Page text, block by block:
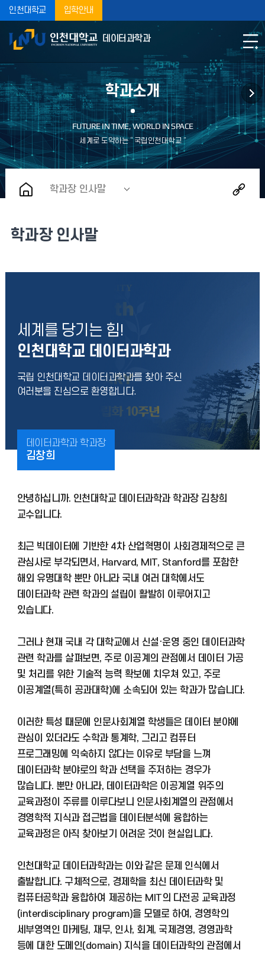
인천대학교 입학안내
데이터과학과
학과소개
학과장 인사말
학과장 인사말
데이터과학과 학과장
김창희
세계를 당기는 힘!
인천대학교 데이터과학과
국립 인천대학교 데이터과학과를 찾아 주신
여러분을 진심으로 환영합니다.
안녕하십니까. 인천대학교 데이터과학과 학과장 김창희
교수입니다.
최근 빅데이터에 기반한 4차 산업혁명이 사회경제적으로 큰
관심사로 부각되면서, Harvard, MIT, Stanford를 포함한
해외 유명대학 뿐만 아니라 국내 여러 대학에서도
데이터과학 관련 학과의 설립이 활발히 이루어지고
있습니다.
그러나 현재 국내 각 대학교에서 신설·운영 중인 데이터과학
관련 학과를 살펴보면, 주로 이공계의 관점에서 데이터 가공
및 처리를 위한 기술적 능력 확보에 치우쳐 있고, 주로
이공계열(특히 공과대학)에 소속되어 있는 학과가 많습니다.
이러한 특성 때문에 인문사회계열 학생들은 데이터 분야에
관심이 있더라도 수학과 통계학, 그리고 컴퓨터
프로그래밍에 익숙하지 않다는 이유로 부담을 느껴
데이터과학 분야로의 학과 선택을 주저하는 경우가
많습니다. 뿐만 아니라, 데이터과학은 이공계열 위주의
교육과정이 주류를 이루다보니 인문사회계열의 관점에서
경영학적 지식과 접근법을 데이터분석에 융합하는
교육과정은 아직 찾아보기 어려운 것이 현실입니다.
인천대학교 데이터과학과는 이와 같은 문제 인식에서
출발합니다. 구체적으로, 경제학을 최신 데이터과학 및
컴퓨터공학과 융합하여 제공하는 MIT의 다전공 교육과정
(interdisciplinary program)을 모델로 하여, 경영학의
세부영역인 마케팅, 재무, 인사, 회계, 국제경영, 경영과학
등에 대한 도메인(domain) 지식을 데이터과학의 관점에서